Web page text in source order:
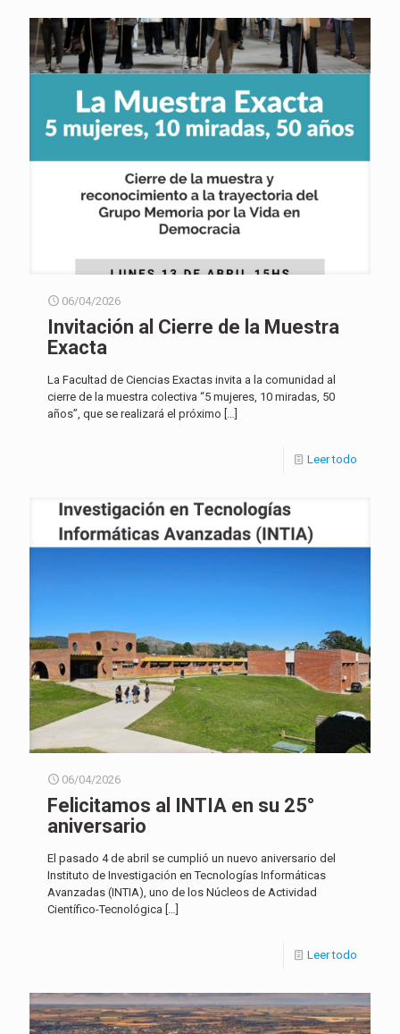
06/04/2026
Invitación al Cierre de la Muestra
Exacta
La Facultad de Ciencias Exactas invita a la comunidad al
cierre de la muestra colectiva “5 mujeres, 10 miradas, 50
años”, que se realizará el próximo […]
Leer todo
06/04/2026
Felicitamos al INTIA en su 25°
aniversario
El pasado 4 de abril se cumplió un nuevo aniversario del
Instituto de Investigación en Tecnologías Informáticas
Avanzadas (INTIA), uno de los Núcleos de Actividad
Científico-Tecnológica […]
Leer todo